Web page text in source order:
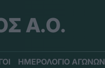
Α.Ο.
ΗΜΕΡΟΛΟΓΙΟ ΑΓΩΝΩΝ